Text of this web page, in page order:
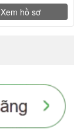
Xem hồ sơ